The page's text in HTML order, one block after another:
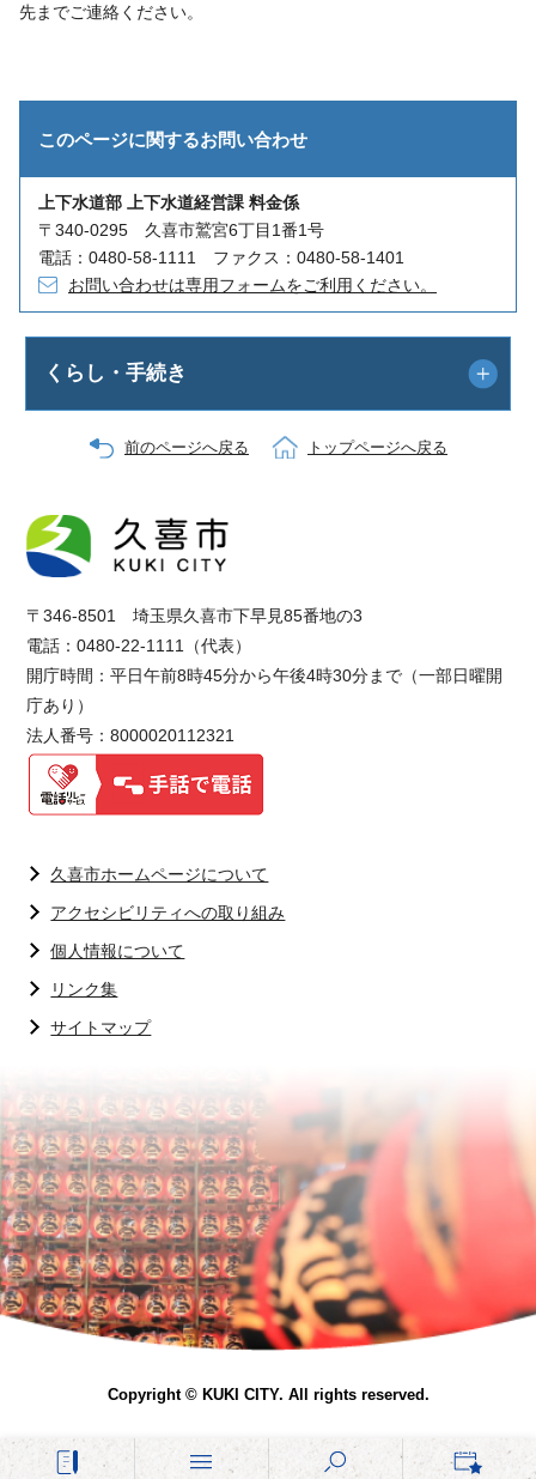
先までご連絡ください。
このページに関するお問い合わせ
上下水道部 上下水道経営課 料金係
〒340-0295 久喜市鷲宮6丁目1番1号
電話：0480-58-1111 ファクス：0480-58-1401
お問い合わせは専用フォームをご利用ください。
くらし・手続き
前のページへ戻る トップページへ戻る
〒346-8501 埼玉県久喜市下早見85番地の3
電話：0480-22-1111（代表）
開庁時間：平日午前8時45分から午後4時30分まで（一部日曜開
庁あり）
法人番号：8000020112321
久喜市ホームページについて
アクセシビリティへの取り組み
個人情報について
リンク集
サイトマップ
Copyright © KUKI CITY. All rights reserved.